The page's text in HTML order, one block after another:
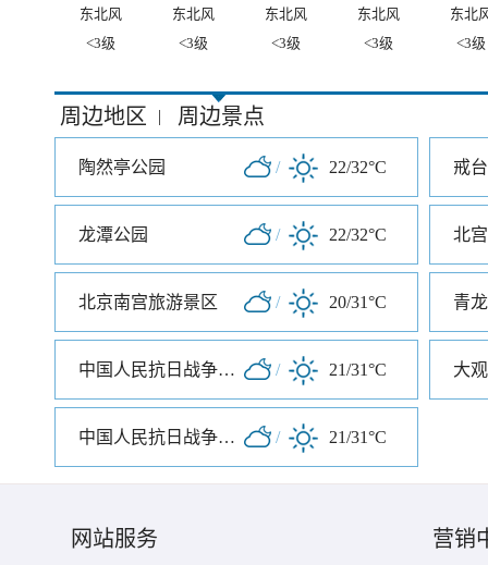
东北风 东北风 东北风 东北风
东北
<3级
<3级 <3级 <3级 <3级
周边地区 | 周边景点
陶然亭公园 / 22/32°C 戒
龙潭公园 / 22/32°C 北
北京南宫旅游景区 / 20/31°C 青
中国人民抗日战争纪念雕塑园 / 21/31°C 大
中国人民抗日战争纪念馆 / 21/31°C
网站服务 营销